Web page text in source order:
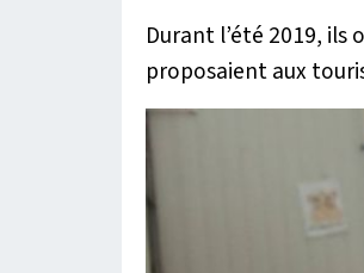
Durant l’été 2019,
proposaient aux